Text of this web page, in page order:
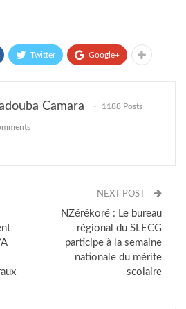
Twitter Google+
Camara 1188 Posts
NEXT POST
NZérékoré : Le bureau
régional du SLECG
participe à la semaine
nationale du mérite
scolaire